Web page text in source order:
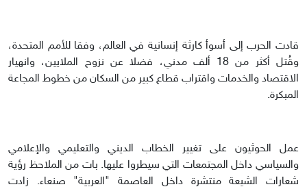
قادت الحرب إلى أسوأ كارثة إنسانية في العالم، وفقا للأمم المتحدة،
وقُتل أكثر من 18 ألف مدني، فضلا عن نزوح الملايين، وانهيار
الاقتصاد والخدمات واقتراب قطاع كبير من السكان من خطوط المجاعة
المبكرة.
عمل الحوثيون على تغيير الخطاب الديني والتعليمي والإعلامي
والسياسي داخل المجتمعات التي سيطروا عليها. بات من الملاحظ رؤية
شعارات الشيعة منتشرة داخل العاصمة "العربية" صنعاء. زادت